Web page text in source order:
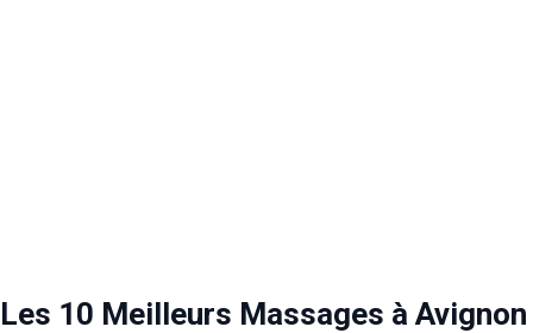
Les 10 Meilleurs Massages à Avignon